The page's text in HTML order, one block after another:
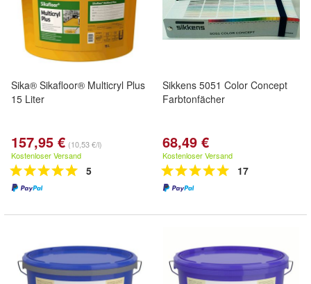
Sika® Sikafloor® Multicryl Plus
15 Liter
157,95 € (10,53 €/l)
Kostenloser Versand
5
Sikkens 5051 Color Concept
Farbtonfächer
68,49 €
Kostenloser Versand
17